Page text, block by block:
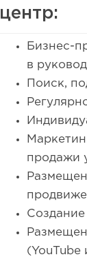
центр:
Бизнес-
в
Поиск,
продажи
Создание
(YouTube